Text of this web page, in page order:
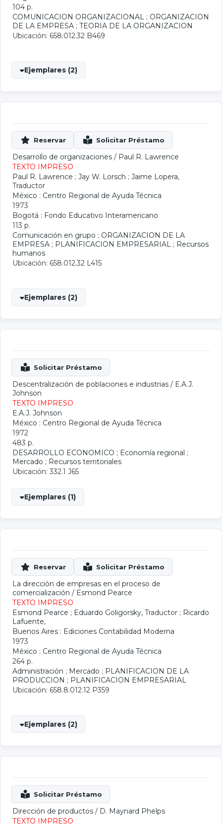
104 p.
COMUNICACION ORGANIZACIONAL ; ORGANIZACION
DE LA EMPRESA ; TEORIA DE LA ORGANIZACION
Ubicación: 658.012.32 B469
Ejemplares (2)
Desarrollo de organizaciones / Paul R. Lawrence
TEXTO IMPRESO
Paul R. Lawrence ; Jay W. Lorsch ; Jaime Lopera,
Traductor
México : Centro Regional de Ayuda Técnica
1973
Bogotá : Fondo Educativo Interamericano
113 p.
Comunicación en grupo ; ORGANIZACION DE LA
EMPRESA ; PLANIFICACION EMPRESARIAL ; Recursos
humanos
Ubicación: 658.012.32 L415
Ejemplares (2)
Descentralización de poblaciones e industrias / E.A.J.
Johnson
TEXTO IMPRESO
E.A.J. Johnson
México : Centro Regional de Ayuda Técnica
1972
483 p.
DESARROLLO ECONOMICO ; Economía regional ;
Mercado ; Recursos territoriales
Ubicación: 332.1 J65
Ejemplares (1)
La dirección de empresas en el proceso de
comercialización / Esmond Pearce
TEXTO IMPRESO
Esmond Pearce ; Eduardo Goligorsky, Traductor ; Ricardo
Lafuente,
Buenos Aires : Ediciones Contabilidad Moderna
1973
México : Centro Regional de Ayuda Técnica
264 p.
Administración ; Mercado ; PLANIFICACION DE LA
PRODUCCION ; PLANIFICACION EMPRESARIAL
Ubicación: 658.8.012.12 P359
Ejemplares (2)
Dirección de productos / D. Maynard Phelps
TEXTO IMPRESO